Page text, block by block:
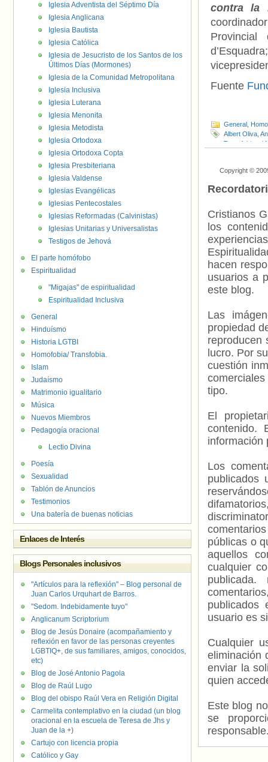
contra la
Fuente
General
Albert Oliva
Transfobia
el
Copyright ©
Cristianos
los
hacen
usuarios a
este blog.
Las
propiedad
reproducen
lucro. Por
cuestión
tipo.
El
contenido.
información
Los
publicados
públicas o
aquellos
cualquier
usuario es
Cualquier
eliminación
enviar la
quien
Este blog
se
Iglesia Adventista del Séptimo Día
Iglesia Anglicana
Iglesia Bautista
Iglesia Católica
Iglesia de Jesucristo de los Santos de los
Últimos Días (Mormones)
Iglesia de la Comunidad Metropolitana
Iglesia Inclusiva
Iglesia Luterana
Iglesia Menonita
Iglesia Metodista
Iglesia Ortodoxa
Iglesia Ortodoxa Copta
Iglesia Presbiteriana
Iglesia Valdense
Iglesias Evangélicas
Iglesias Pentecostales
Iglesias Reformadas (Calvinistas)
Iglesias Unitarias y Universalistas
Testigos de Jehová
El parte homófobo
Espiritualidad
"Migajas" de espiritualidad
Espiritualidad Inclusiva
General
Hinduísmo
Historia LGTBI
Homofobia/ Transfobia.
Islam
Judaísmo
Matrimonio igualitario
Música
Nuevos Miembros
Pedagogía oracional
Lectio Divina
Poesía
Sexualidad
Tablón de Anuncios
Testimonios
Una batería de buenas noticias
Enlaces de Interés
Blogs Personales inclusivos
"Artículos para la reflexión" – Blog personal de
Juan Carlos Urquhart de Barros.
"Sedom. Indebidamente tuyo"
Anglicanum Scriptorium
Blog de Jesús Donaire (acompañamiento y
reflexión en favor de las personas creyentes
LGBTIQ+, de sus familiares, amigos, conocidos,
etc)
Blog de José Antonio Pagola
Blog de Raúl Lugo
Blog del obispo Raúl Vera en Religión Digital
Carmelita contemplativo en la ciudad (un blog
oracional en la escuela de Teresa de Jhs y
Juan de la +)
Cartujo con licencia propia
Católico y Gay